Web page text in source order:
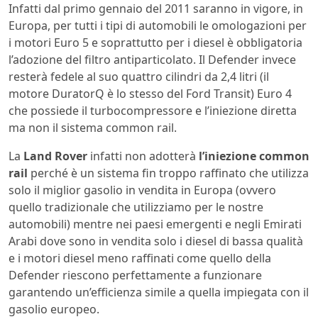
Infatti dal primo gennaio del 2011 saranno in vigore, in
Europa, per tutti i tipi di automobili le omologazioni per
i motori Euro 5 e soprattutto per i diesel è obbligatoria
l’adozione del filtro antiparticolato. Il Defender invece
resterà fedele al suo quattro cilindri da 2,4 litri (il
motore DuratorQ è lo stesso del Ford Transit) Euro 4
che possiede il turbocompressore e l’iniezione diretta
ma non il sistema common rail.
La Land Rover infatti non adotterà l’iniezione common
rail perché è un sistema fin troppo raffinato che utilizza
solo il miglior gasolio in vendita in Europa (ovvero
quello tradizionale che utilizziamo per le nostre
automobili) mentre nei paesi emergenti e negli Emirati
Arabi dove sono in vendita solo i diesel di bassa qualità
e i motori diesel meno raffinati come quello della
Defender riescono perfettamente a funzionare
garantendo un’efficienza simile a quella impiegata con il
gasolio europeo.